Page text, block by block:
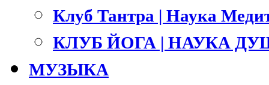
Клуб Тантра | Наука
КЛУБ ЙОГА | НАУКА
МУЗЫКА